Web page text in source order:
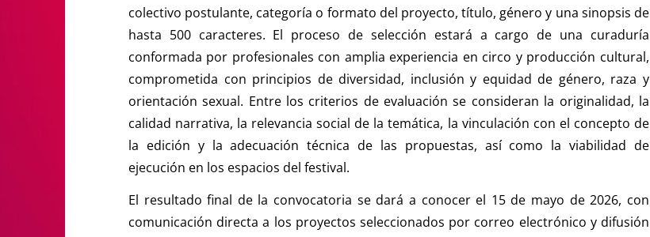
colectivo postulante, categoría o formato del proyecto, título, género y una sinopsis de
hasta 500 caracteres. El proceso de selección estará a cargo de una curaduría
conformada por profesionales con amplia experiencia en circo y producción cultural,
comprometida con principios de diversidad, inclusión y equidad de género, raza y
orientación sexual. Entre los criterios de evaluación se consideran la originalidad, la
calidad narrativa, la relevancia social de la temática, la vinculación con el concepto de
la edición y la adecuación técnica de las propuestas, así como la viabilidad de
ejecución en los espacios del festival.
El resultado final de la convocatoria se dará a conocer el 15 de mayo de 2026, con
comunicación directa a los proyectos seleccionados por correo electrónico y difusión